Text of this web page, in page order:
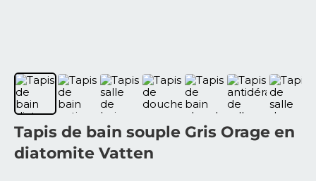
Tapis de bain souple Gris Orage en
diatomite Vatten